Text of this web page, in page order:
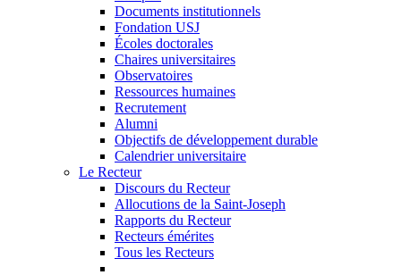
Documents institutionnels
Fondation USJ
Écoles doctorales
Chaires universitaires
Observatoires
Ressources humaines
Recrutement
Alumni
Objectifs de développement durable
Calendrier universitaire
Le Recteur
Discours du Recteur
Allocutions de la Saint-Joseph
Rapports du Recteur
Recteurs émérites
Tous les Recteurs